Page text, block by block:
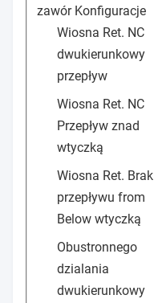
zawór Konfiguracje
Wiosna Ret. NC
dwukierunkowy
przepływ
Wiosna Ret. NC
Przepływ znad
wtyczką
Wiosna Ret. Brak
przepływu from
Below wtyczką
Obustronnego
dzialania
dwukierunkowy